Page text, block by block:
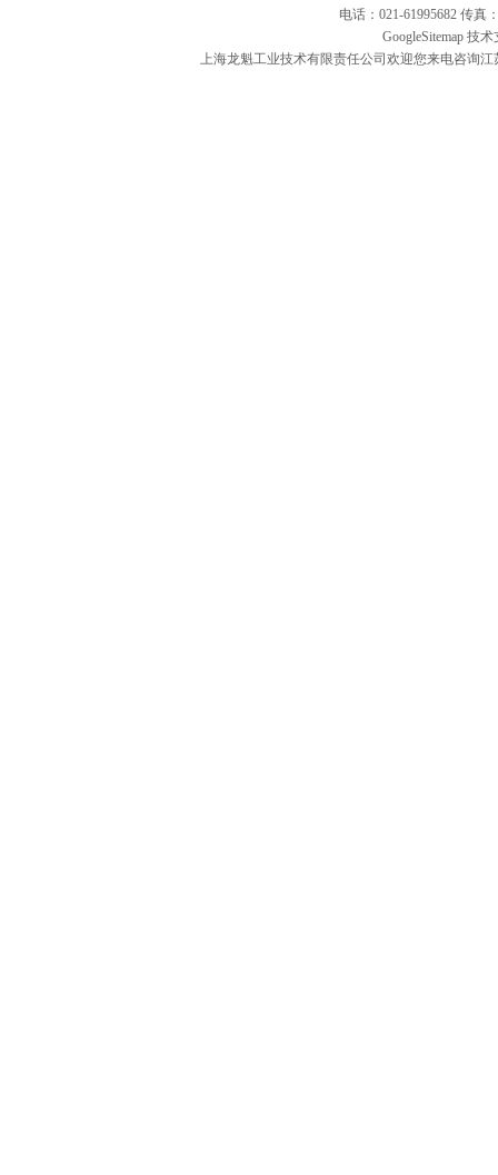
电话：021-61995682 传真
GoogleSitemap技术
上海龙魁工业技术有限责任公司欢迎您来电咨询